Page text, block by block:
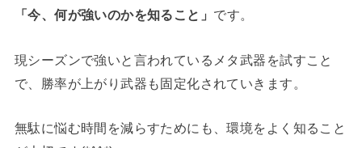
「今、何が強いのかを知ること」 です。
現シーズンで強いと言われているメタ武器を試すこと
で、勝率が上がり武器も固定化されていきます。
無駄に悩む時間を減らすためにも、環境をよく知ること